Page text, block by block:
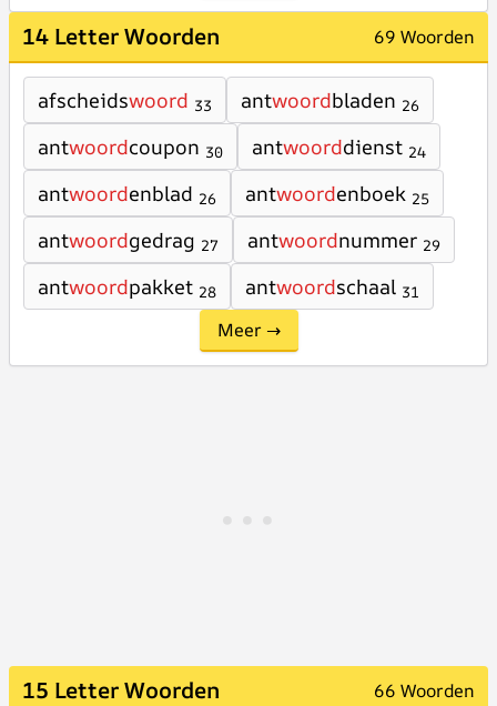
14 Letter Woorden 69 Woorden
afscheidswoord 33 antwoordbladen 26
antwoordcoupon 30 antwoorddienst 24
antwoordenblad 26 antwoordenboek 25
antwoordgedrag 27 antwoordnummer 29
antwoordpakket 28 antwoordschaal 31
Meer →
15 Letter Woorden 66 Woorden